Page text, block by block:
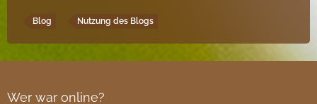
Blog Nutzung des Blogs
Wer war online?